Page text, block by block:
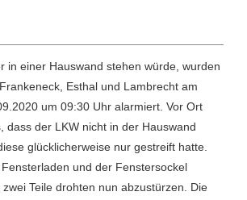
in einer Hauswand stehen würde, wurden
Esthal und Lambrecht am
um 09:30 Uhr alarmiert. Vor Ort
dass der LKW nicht in der Hauswand
glücklicherweise nur gestreift hatte.
und der Fenstersockel
Teile drohten nun abzustürzen. Die